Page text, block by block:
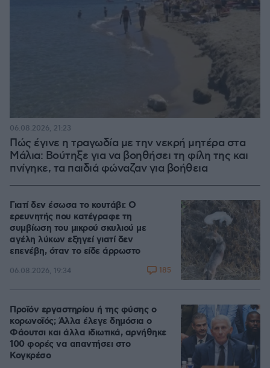
Πώς έγινε η τραγωδία με την νεκρή μητέρα στα
Μάλια: Βούτηξε για να βοηθήσει τη φίλη της και
πνίγηκε, τα παιδιά φώναζαν για βοήθεια
06.08.2026, 21:23
Γιατί δεν έσωσα το κουτάβι: Ο
ερευνητής που κατέγραφε τη
συμβίωση του μικρού σκυλιού με
αγέλη λύκων εξηγεί γιατί δεν
επενέβη, όταν το είδε άρρωστο
06.08.2026, 19:34 185
Προϊόν εργαστηρίου ή της φύσης ο
κορωνοϊός; Άλλα έλεγε δημόσια ο
Φάουτσι και άλλα ιδιωτικά, αρνήθηκε
100 φορές να απαντήσει στο
Κογκρέσο